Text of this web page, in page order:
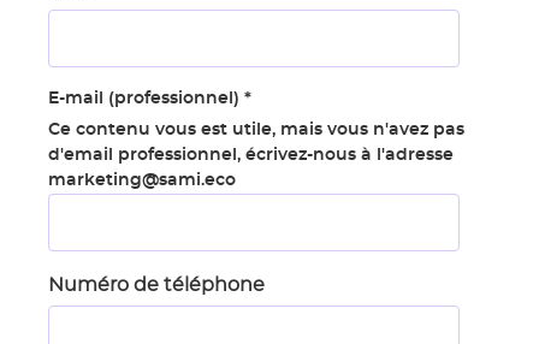
E-mail (professionnel) *
Ce contenu vous est utile, mais vous n'avez pas
d'email professionnel, écrivez-nous à l'adresse
marketing@sami.eco
Numéro de téléphone